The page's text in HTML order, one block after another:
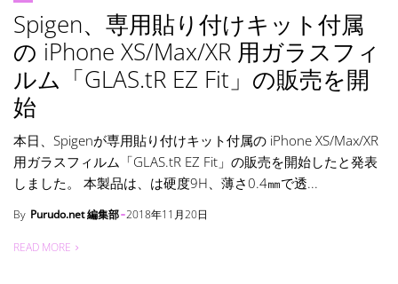
Spigen、専用貼り付けキット付属
の iPhone XS/Max/XR 用ガラスフィ
ルム「GLAS.tR EZ Fit」の販売を開
始
本日、Spigenが専用貼り付けキット付属の iPhone XS/Max/XR
用ガラスフィルム「GLAS.tR EZ Fit」の販売を開始したと発表
しました。 本製品は、は硬度9H、薄さ0.4㎜で透...
By Purudo.net 編集部 2018年11月20日
READ MORE